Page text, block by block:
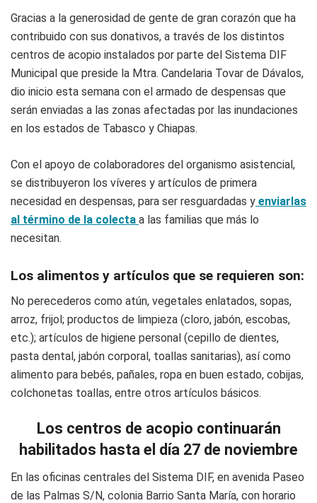
Gracias a la generosidad de gente de gran corazón que ha
contribuido con sus donativos, a través de los distintos
centros de acopio instalados por parte del Sistema DIF
Municipal que preside la Mtra. Candelaria Tovar de Dávalos,
dio inicio esta semana con el armado de despensas que
serán enviadas a las zonas afectadas por las inundaciones
en los estados de Tabasco y Chiapas.
Con el apoyo de colaboradores del organismo asistencial,
se distribuyeron los víveres y artículos de primera
necesidad en despensas, para ser resguardadas y enviarlas
al término de la colecta a las familias que más lo
necesitan.
Los alimentos y artículos que se requieren son:
No perecederos como atún, vegetales enlatados, sopas,
arroz, frijol; productos de limpieza (cloro, jabón, escobas,
etc.); artículos de higiene personal (cepillo de dientes,
pasta dental, jabón corporal, toallas sanitarias), así como
alimento para bebés, pañales, ropa en buen estado, cobijas,
colchonetas toallas, entre otros artículos básicos.
Los centros de acopio continuarán
habilitados hasta el día 27 de noviembre
En las oficinas centrales del Sistema DIF, en avenida Paseo
de las Palmas S/N, colonia Barrio Santa María, con horario